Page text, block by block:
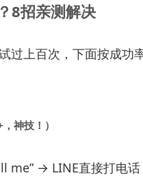
8招亲测解决
过上百次，下面按成功
神技！）
me” → LINE直接打电话